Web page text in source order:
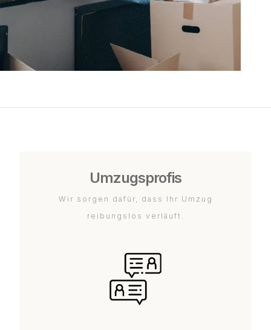
Umzugsprofis
Wir sorgen dafür, dass Ihr Umzug
reibungslos verläuft.